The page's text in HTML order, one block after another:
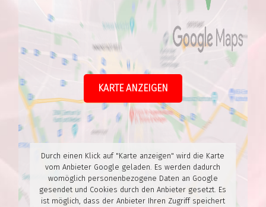
KARTE ANZEIGEN
Durch einen Klick auf "Karte anzeigen" wird die Karte
vom Anbieter Google geladen. Es werden dadurch
womöglich personenbezogene Daten an Google
gesendet und Cookies durch den Anbieter gesetzt. Es
ist möglich, dass der Anbieter Ihren Zugriff speichert